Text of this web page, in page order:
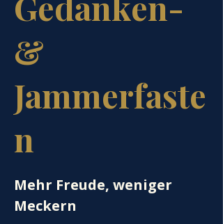
&
Jammerfaste
n
Mehr Freude, weniger
Meckern